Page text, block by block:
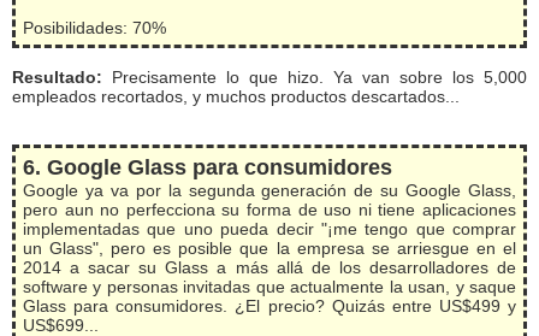
Posibilidades: 70%
Resultado: Precisamente lo que hizo. Ya van sobre los 5,000
empleados recortados, y muchos productos descartados...
6. Google Glass para consumidores
Google ya va por la segunda generación de su Google Glass,
pero aun no perfecciona su forma de uso ni tiene aplicaciones
implementadas que uno pueda decir "¡me tengo que comprar
un Glass", pero es posible que la empresa se arriesgue en el
2014 a sacar su Glass a más allá de los desarrolladores de
software y personas invitadas que actualmente la usan, y saque
Glass para consumidores. ¿El precio? Quizás entre US$499 y
US$699...